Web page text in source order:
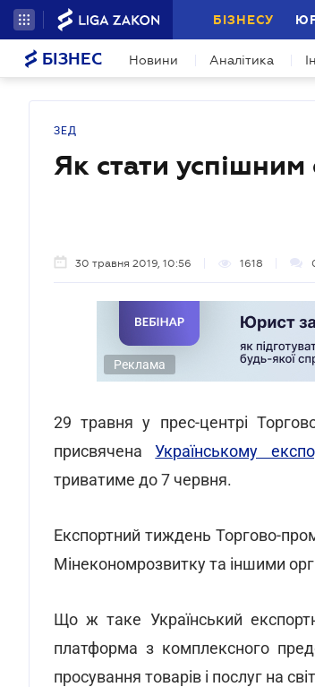
БІЗНЕСУ
БІЗНЕС Новини Аналітика
ЗЕД
Як стати
30 травня 2019, 10:56 1618
Реклама
29 травня у прес-центрі
присвяченаУкраїнському
триватиме до 7 червня.
Експортний тиждень Торгово-
Мінекономрозвитку та іншими
Що ж таке Український
платформа з комплексного
просування товарів і послуг на